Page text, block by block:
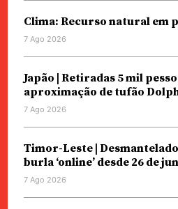
Clima: Recurso natural em
7 Ago 2026
Japão | Retiradas 5 mil
aproximação de tufão
7 Ago 2026
Timor-Leste |
burla ‘online’ desde 26 de
7 Ago 2026